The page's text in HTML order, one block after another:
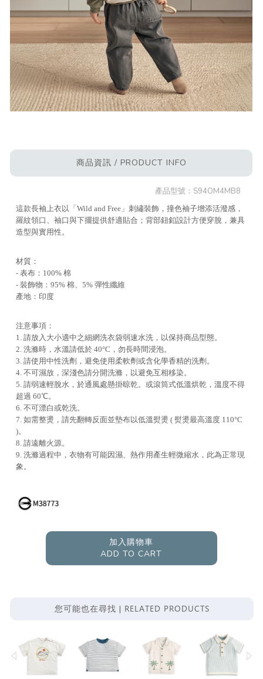
商品資訊 / PRODUCT INFO
產品型號： S94OM4MB8
這款長袖上衣以「Wild and Free」刺繡裝飾，撞色袖子增添活潑感，
羅紋領口、袖口與下擺提供舒適貼合；背部鈕釦設計方便穿脫，兼具
造型與實用性。
材質：
- 表布：100% 棉
- 裝飾物：95% 棉、5% 彈性纖維
產地：印度
注意事項：
1. 請放入大小適中之細網洗衣袋弱速水洗，以保持商品型態。
2. 洗滌時，水溫請低於 40°C，勿長時間浸泡。
3. 請使用中性洗劑，避免使用柔軟劑或含化學香精的洗劑。
4. 不可濕放，深淺色請分開洗滌，以避免互相移染。
5. 請弱速輕脫水，於通風處懸掛晾乾。或滾筒式低溫烘乾，溫度不得
超過 60℃。
6. 不可漂白或乾洗。
7. 如需整燙，請先翻轉反面並墊布以低溫熨燙 ( 熨燙最高溫度 110°C
)。
8. 請遠離火源。
9. 洗滌過程中，衣物有可能因濕、熱作用產生輕微縮水，此為正常現
象。
加入購物車
ADD TO CART
您可能也在尋找 | RELATED PRODUCTS